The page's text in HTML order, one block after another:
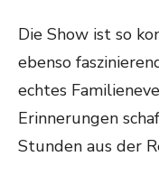
Die Show ist so
ebenso
echtes
Erinnerungen
Stunden aus der